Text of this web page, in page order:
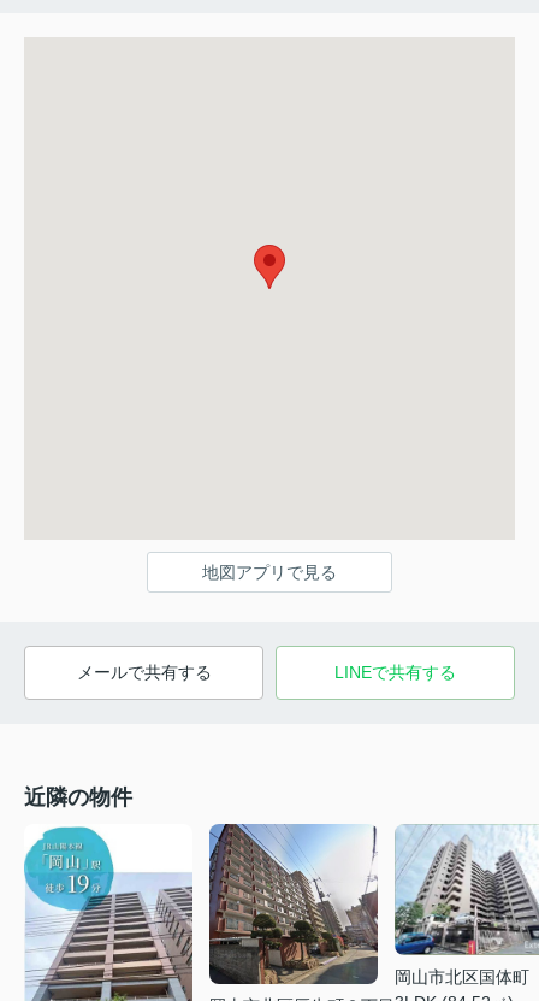
地図アプリで見る
メールで共有する LINEで共有する
近隣の物件
岡山市北区国体町